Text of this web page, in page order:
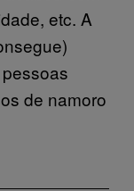
etc. A
de namoro